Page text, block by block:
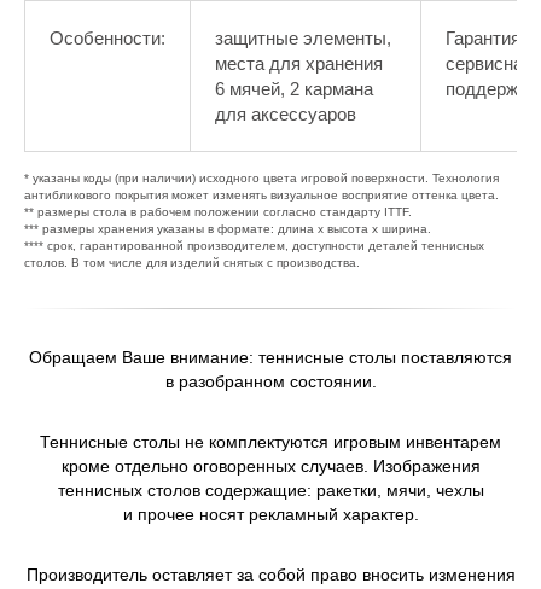
Особенности:
защитные элементы,
места для хранения
6 мячей, 2 кармана
для аксессуаров
Гарантия /
сервисная
* указаны коды (при наличии) исходного цвета игровой поверхности. Технология
антибликового покрытия может изменять визуальное восприятие оттенка цвета.
** размеры стола в рабочем положении согласно стандарту ITTF.
*** размеры хранения указаны в формате: длина х высота х ширина.
**** срок, гарантированной производителем, доступности деталей теннисных
столов. В том числе для изделий снятых с производства.
Обращаем Ваше внимание: теннисные столы поставляются
в разобранном состоянии.
Теннисные столы не комплектуются игровым инвентарем
кроме отдельно оговоренных случаев. Изображения
теннисных столов содержащие: ракетки, мячи, чехлы
и прочее носят рекламный характер.
Производитель оставляет за собой право вносить изменения